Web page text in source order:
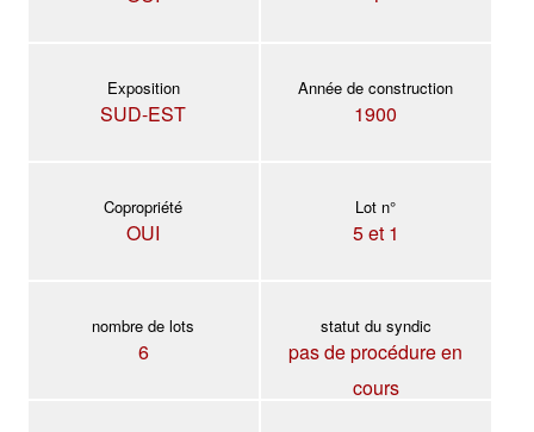
Exposition
SUD-EST
Année de construction
1900
Copropriété
OUI
Lot n°
5 et 1
nombre de lots
6
statut du syndic
pas de procédure en
cours